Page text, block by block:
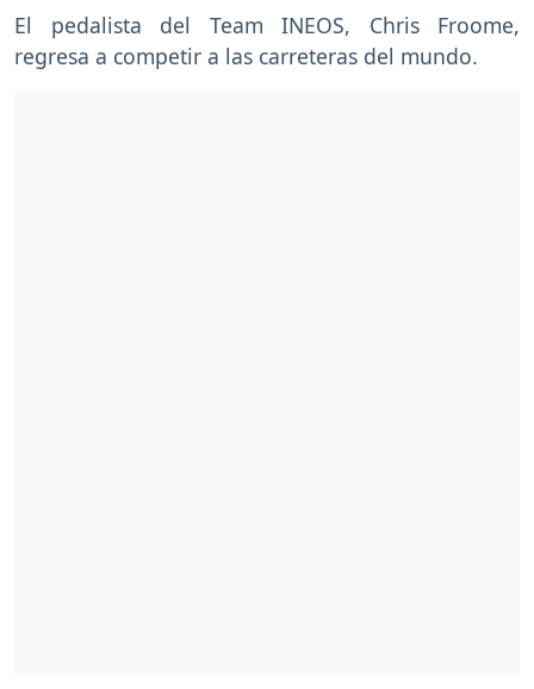
El pedalista del Team INEOS, Chris Froome,
regresa a competir a las carreteras del mundo.